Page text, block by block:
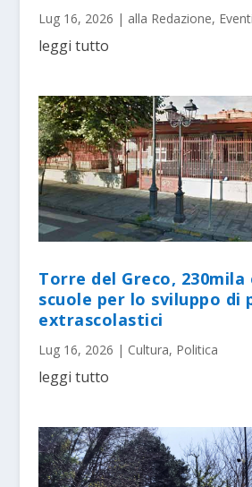
Lug 16, 2026 | alla Redazione, Eventi
leggi tutto
Torre del Greco, 230mila
scuole per lo sviluppo
extrascolastici
Lug 16, 2026 | Cultura, Politica
leggi tutto